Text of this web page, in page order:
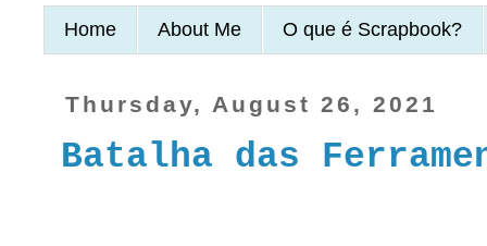
Home About Me O que é Scrapbook?
Thursday, August 26, 2021
Batalha das